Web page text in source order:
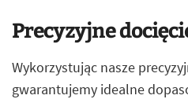
Precyzyjne
Wykorzystując nasze
gwarantujemy idealne